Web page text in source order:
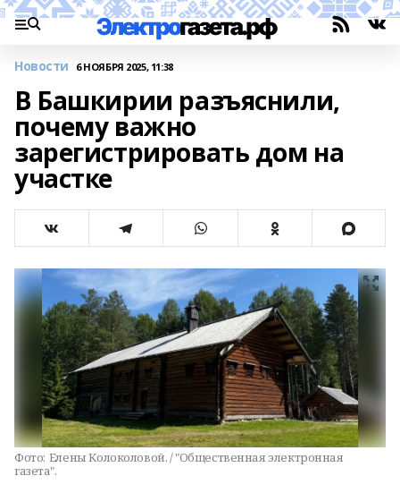
Новости 6 НОЯБРЯ 2025, 11:38
В Башкирии разъяснили,
почему важно
зарегистрировать дом на
участке
Фото: Елены Колоколовой. / "Общественная электронная
газета".